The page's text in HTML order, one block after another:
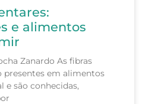
e alimentos
Zanardo As fibras
presentes em alimentos
e são conhecidas,